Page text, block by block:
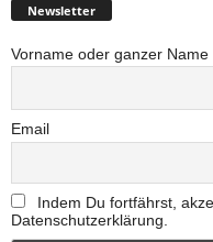
Newsletter
Vorname oder ganzer Name
Email
Indem Du fortfährst,
Datenschutzerklärung.